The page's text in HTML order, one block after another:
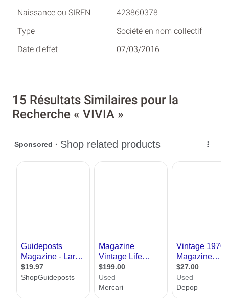
423860378
Société en nom collectif
07/03/2016
15 Résultats Similaires pour la
Recherche « VIVIA »